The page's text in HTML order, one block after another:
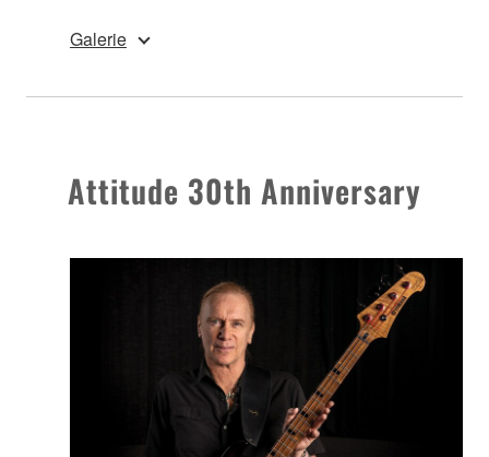
Galerie
Attitude 30th Anniversary